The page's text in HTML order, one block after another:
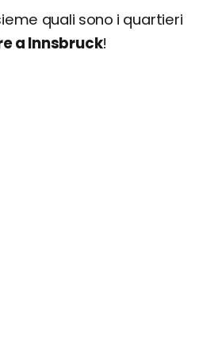
quali sono i quartieri
a Innsbruck!